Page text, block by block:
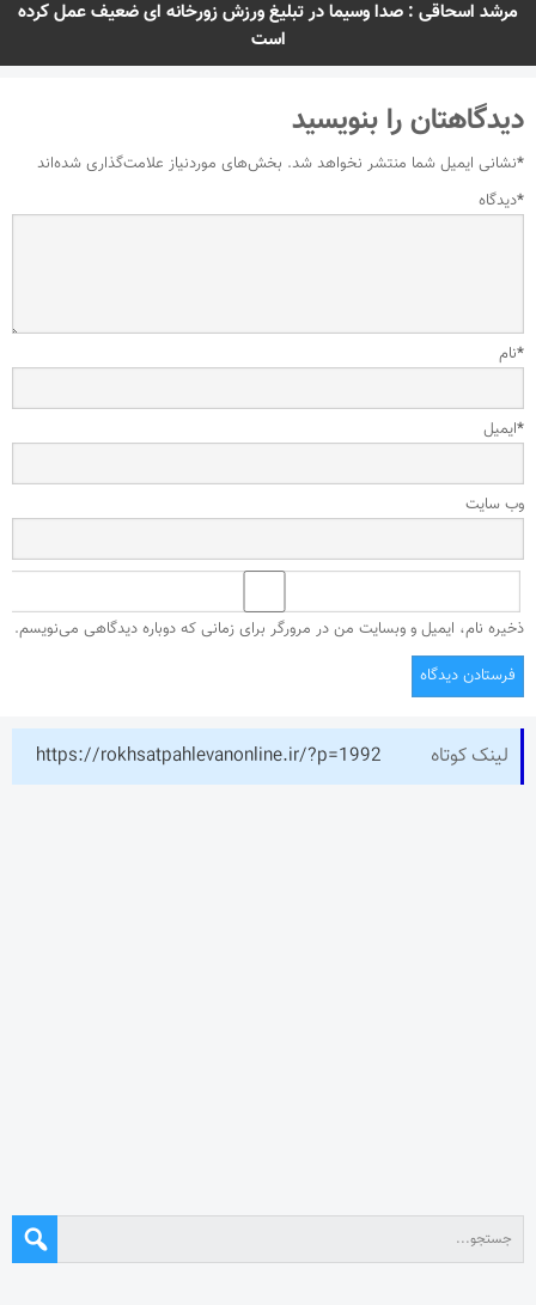
مرشد اسحاقی : صدا وسیما در تبلیغ ورزش زورخانه ای ضعیف عمل کرده
است
دیدگاهتان را بنویسید
نشانی ایمیل شما منتشر نخواهد شد. بخش‌های موردنیاز علامت‌گذاری شده‌اند
*
دیدگاه*
نام*
ایمیل*
وب‌ سایت
ذخیره نام، ایمیل و وبسایت من در مرورگر برای زمانی که دوباره دیدگاهی می‌نویسم.
لینک کوتاه https://rokhsatpahlevanonline.ir/?p=1992